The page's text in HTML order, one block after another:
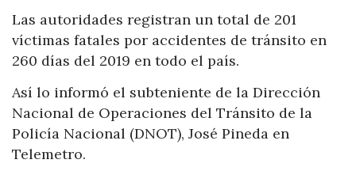
Las autoridades registran un total de 201
víctimas fatales por accidentes de tránsito en
260 días del 2019 en todo el país.
Así lo informó el subteniente de la Dirección
Nacional de Operaciones del Tránsito de la
Policía Nacional (DNOT), José Pineda en
Telemetro.